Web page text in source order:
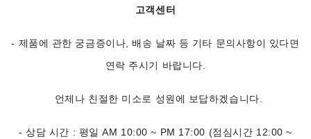
고객센터
- 제품에 관한 궁금증이나, 배송 날짜 등 기타 문의사항이 있다면
연락 주시기 바랍니다.
언제나 친절한 미소로 성원에 보답하겠습니다.
- 상담 시간 : 평일 AM 10:00 ~ PM 17:00 (점심시간 12:00 ~